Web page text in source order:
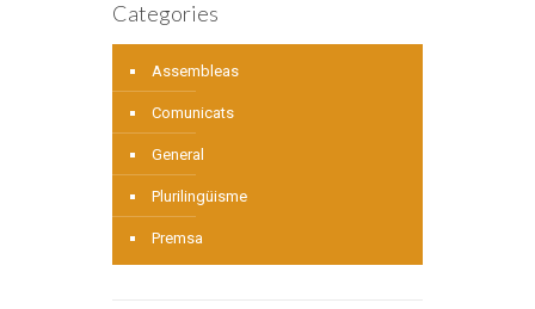
Categories
Assembleas
Comunicats
General
Plurilingüisme
Premsa